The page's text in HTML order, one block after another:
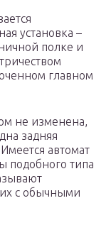
установка –
полке и
главном
не изменена,
задняя
автомат
подобного типа
их с обычными